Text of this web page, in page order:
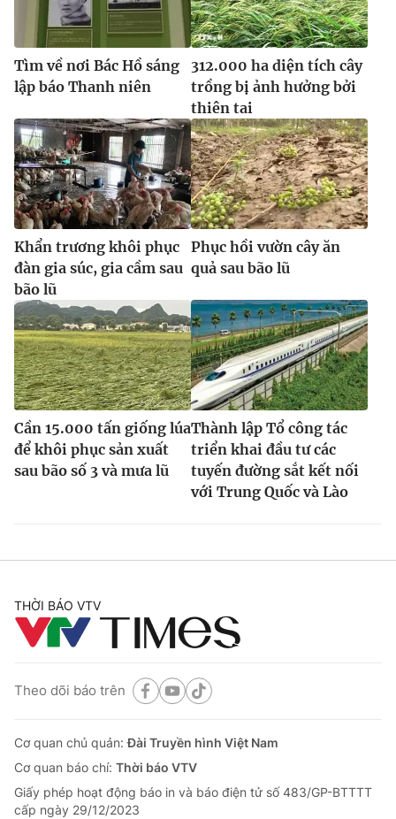
Ðiện thoại Thời báo VTV:024.66 897 897
Email:toasoan@vtv.vn
Liên hệ quảng cáo:024-7300.7108
® Cấm sao chép dưới mọi hình thức nếu không có sự chấp
thuận bằng văn bản. Ghi rõ nguồn VTV.vn khi phát hành lại
thông tin từ website này.
Tìm về nơi Bác Hồ sáng
lập báo Thanh niên
312.000 ha diện tích cây
trồng bị ảnh hưởng bởi
thiên tai
Khẩn trương khôi phục
đàn gia súc, gia cầm sau
bão lũ
Phục hồi vườn cây ăn
quả sau bão lũ
Cần 15.000 tấn giống lúa
để khôi phục sản xuất
sau bão số 3 và mưa lũ
Thành lập Tổ công tác
triển khai đầu tư các
tuyến đường sắt kết nối
với Trung Quốc và Lào
THỜI BÁO VTV
Theo dõi báo trên
Cơ quan chủ quản:Đài Truyền hình Việt Nam
Cơ quan báo chí: Thời báo VTV
Giấy phép hoạt động báo in và báo điện tử số 483/GP-BTTTT
cấp ngày 29/12/2023